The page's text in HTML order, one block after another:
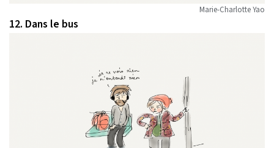
Marie-Charlotte Yao
12. Dans le bus